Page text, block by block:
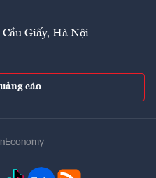
Cầu Giấy, Hà Nội
cáo